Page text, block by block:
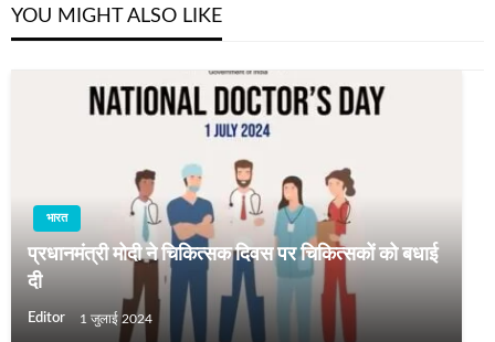
YOU MIGHT ALSO LIKE
भारत
प्रधानमंत्री मोदी ने चिकित्सक दिवस पर चिकित्सकों को बधाई
दी
Editor 1 जुलाई 2024